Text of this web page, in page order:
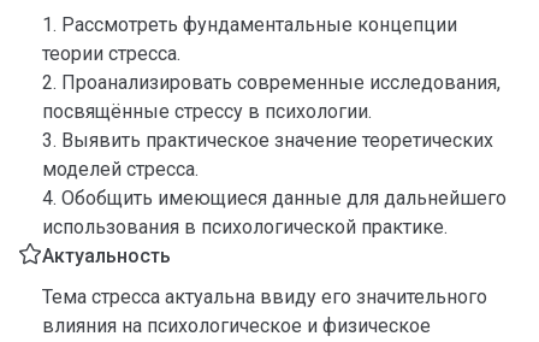
1. Рассмотреть фундаментальные концепции
теории стресса.
2. Проанализировать современные исследования,
посвящённые стрессу в психологии.
3. Выявить практическое значение теоретических
моделей стресса.
4. Обобщить имеющиеся данные для дальнейшего
использования в психологической практике.
Актуальность
Тема стресса актуальна ввиду его значительного
влияния на психологическое и физическое